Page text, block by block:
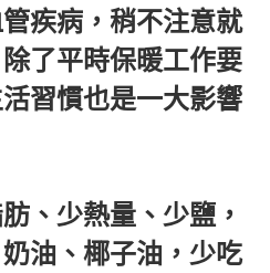
疾病，稍不注意就
了平時保暖工作要
習慣也是一大影響
、少熱量、少鹽，
油、椰子油，少吃